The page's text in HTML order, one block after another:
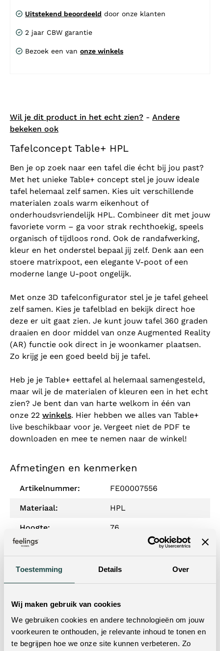
Toestemming Details Over
Wij maken gebruik van cookies
We gebruiken cookies en andere technologieën om jouw
voorkeuren te onthouden, je relevante inhoud te tonen en
te begrijpen hoe we onze site kunnen verbeteren. Zo
Uitstekend beoordeeld door onze klanten
2 jaar CBW garantie
Bezoek een van onze winkels
Wil je dit product in het echt zien? - Andere
bekeken ook
Tafelconcept Table+ HPL
Ben je op zoek naar een tafel die écht bij jou past?
Met het unieke Table+ concept stel je jouw ideale
tafel helemaal zelf samen. Kies uit verschillende
materialen zoals warm eikenhout of
onderhoudsvriendelijk HPL. Combineer dit met jouw
favoriete vorm – ga voor strak rechthoekig, speels
organisch of tijdloos rond. Ook de randafwerking,
kleur en het onderstel bepaal jij zelf. Denk aan een
stoere matrixpoot, een elegante V-poot of een
moderne lange U-poot ongelijk.
Met onze 3D tafelconfigurator stel je je tafel geheel
zelf samen. Kies je tafelblad en bekijk direct hoe
deze er uit gaat zien. Je kunt jouw tafel 360 graden
draaien en door middel van onze Augmented Reality
(AR) functie ook direct in je woonkamer plaatsen.
Zo krijg je een goed beeld bij je tafel.
Heb je je Table+ eettafel al helemaal samengesteld,
maar wil je de materialen of kleuren een in het echt
zien? Je bent dan van harte welkom in één van
onze 22 winkels. Hier hebben we alles van Table+
live beschikbaar voor je. Vergeet niet de PDF te
downloaden en mee te nemen naar de winkel!
Afmetingen en kenmerken
Artikelnummer: FE00007556
Materiaal: HPL
Hoogte: 76
Uitgelicht: Stel samen in 3D
Levertijd:
12 weken levertijd
Hoogte onderzijde
74
Montage: Enkel het onderstel
Wil je dit product in het echt zien?